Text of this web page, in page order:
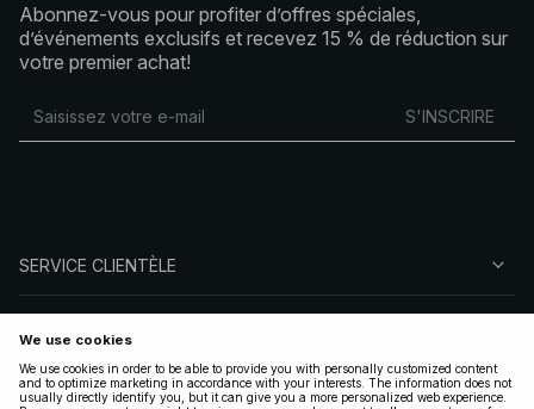
Abonnez-vous pour profiter d’offres spéciales,
d’événements exclusifs et recevez 15 % de réduction sur
votre premier achat!
S'INSCRIRE
SERVICE CLIENTÈLE
SUIVEZ-NOUS